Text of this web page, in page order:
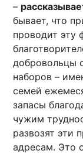
–
бывает, что
проводит эту
добровольцы
наборов –
семей
запасы
чужим
развозят эти
адресам. Это